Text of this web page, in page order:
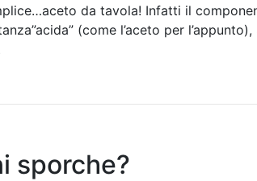
da tavola! Infatti il
(come l’aceto per
sporche?